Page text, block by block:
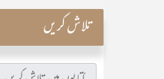
تلاش کریں